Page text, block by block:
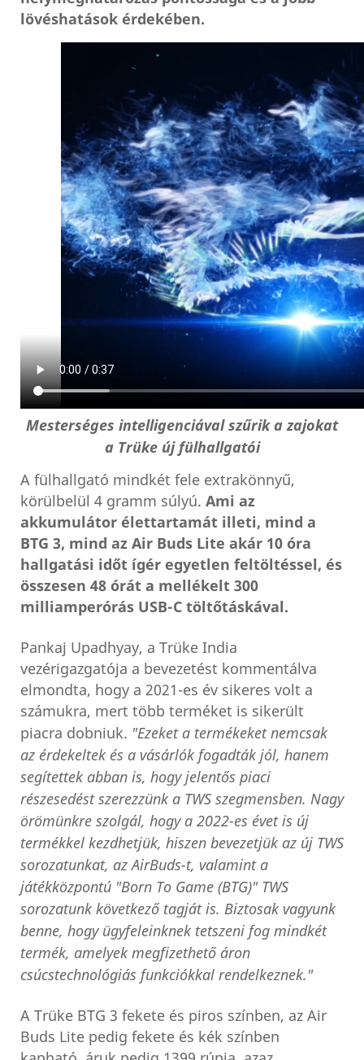
lövéshatások érdekében.
Mesterséges intelligenciával szűrik a zajokat
a Trüke új fülhallgatói
A fülhallgató mindkét fele extrakönnyű,
körülbelül 4 gramm súlyú. Ami az
akkumulátor élettartamát illeti, mind a
BTG 3, mind az Air Buds Lite akár 10 óra
hallgatási időt ígér egyetlen feltöltéssel, és
összesen 48 órát a mellékelt 300
milliamperórás USB-C töltőtáskával.
Pankaj Upadhyay, a Trüke India
vezérigazgatója a bevezetést kommentálva
elmondta, hogy a 2021-es év sikeres volt a
számukra, mert több terméket is sikerült
piacra dobniuk. "Ezeket a termékeket nemcsak
az érdekeltek és a vásárlók fogadták jól, hanem
segítettek abban is, hogy jelentős piaci
részesedést szerezzünk a TWS szegmensben. Nagy
örömünkre szolgál, hogy a 2022-es évet is új
termékkel kezdhetjük, hiszen bevezetjük az új TWS
sorozatunkat, az AirBuds-t, valamint a
játékközpontú "Born To Game (BTG)" TWS
sorozatunk következő tagját is. Biztosak vagyunk
benne, hogy ügyfeleinknek tetszeni fog mindkét
termék, amelyek megfizethető áron
csúcstechnológiás funkciókkal rendelkeznek."
A Trüke BTG 3 fekete és piros színben, az Air
Buds Lite pedig fekete és kék színben